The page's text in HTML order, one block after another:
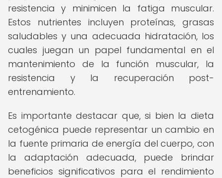
resistencia y minimicen la fatiga muscular.
Estos nutrientes incluyen proteínas, grasas
saludables y una adecuada hidratación, los
cuales juegan un papel fundamental en el
mantenimiento de la función muscular, la
resistencia y la recuperación post-
entrenamiento.
Es importante destacar que, si bien la dieta
cetogénica puede representar un cambio en
la fuente primaria de energía del cuerpo, con
la adaptación adecuada, puede brindar
beneficios significativos para el rendimiento